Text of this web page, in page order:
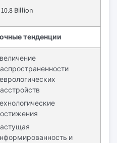
10.8 Billion
тенденции
и